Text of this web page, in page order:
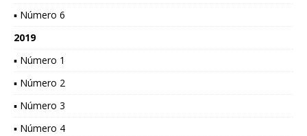
▪ Número 6
2019
▪ Número 1
▪ Número 2
▪ Número 3
▪ Número 4